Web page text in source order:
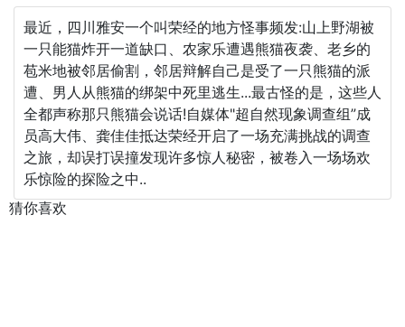
最近，四川雅安一个叫荣经的地方怪事频发:山上野湖被
一只能猫炸开一道缺口、农家乐遭遇熊猫夜袭、老乡的
苞米地被邻居偷割，邻居辩解自己是受了一只熊猫的派
遭、男人从熊猫的绑架中死里逃生...最古怪的是，这些人
全都声称那只熊猫会说话!自媒体"超自然现象调查组”成
员高大伟、龚佳佳抵达荣经开启了一场充满挑战的调查
之旅，却误打误撞发现许多惊人秘密，被卷入一场场欢
乐惊险的探险之中..
猜你喜欢